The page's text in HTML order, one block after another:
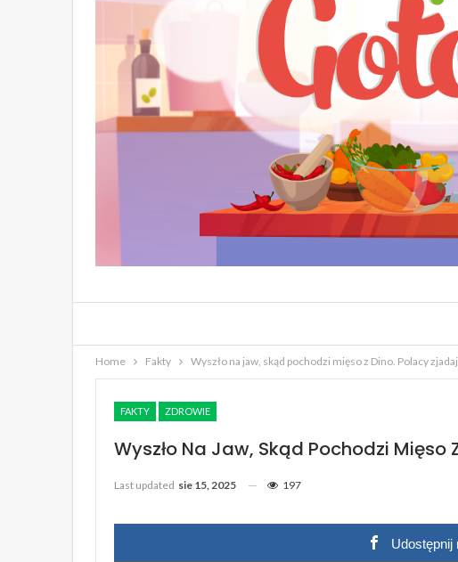
Home Fakty Wyszło na jaw, skąd pochodzi mięso z Dino. Polacy
FAKTY ZDROWIE
Wyszło Na Jaw, Skąd Pochodzi
Last updated sie 15, 2025 197
Udostępnij